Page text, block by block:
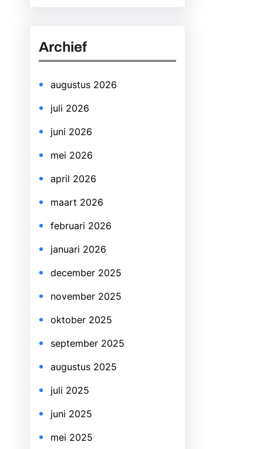
c
Archief
augustus 2026
juli 2026
juni 2026
mei 2026
april 2026
maart 2026
februari 2026
januari 2026
december 2025
november 2025
oktober 2025
september 2025
augustus 2025
juli 2025
juni 2025
mei 2025